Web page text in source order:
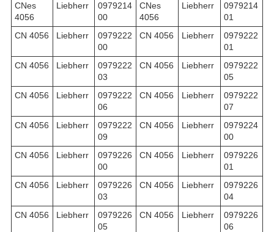
CNes
4056
Liebherr
0979214
00
CNes
4056
Liebherr
0979214
01
CN 4056
Liebherr
0979222
00
CN 4056 Liebherr
0979222
01
CN 4056
Liebherr
0979222
03
CN 4056 Liebherr
0979222
05
CN 4056
Liebherr
0979222
06
CN 4056 Liebherr
0979222
07
CN 4056
Liebherr
0979222
09
CN 4056 Liebherr
0979224
00
CN 4056
Liebherr
0979226
00
CN 4056 Liebherr
0979226
01
CN 4056
Liebherr
0979226
03
CN 4056 Liebherr
0979226
04
CN 4056
Liebherr
0979226
05
CN 4056 Liebherr
0979226
06